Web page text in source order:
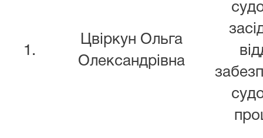
1.
Цвіркун Ольга
Олександрівна